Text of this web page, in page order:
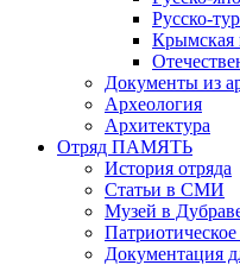
Русско-
Крымская
Документы из
Археология
Архитектура
Отряд ПАМЯТЬ
История отряда
Статьи в СМИ
Музей в
Документация